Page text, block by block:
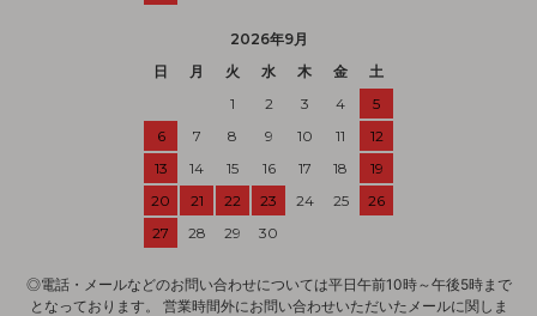
2026年9月
日
月 火 水 木 金
土
1
2 3 4
5
6
7 8 9 10 11
12
13
14 15 16 17 18
19
20
21 22 23 24 25
26
27
28 29 30
◎電話・メールなどのお問い合わせについては平日午前10時～午後5時まで
となっております。 営業時間外にお問い合わせいただいたメールに関しま